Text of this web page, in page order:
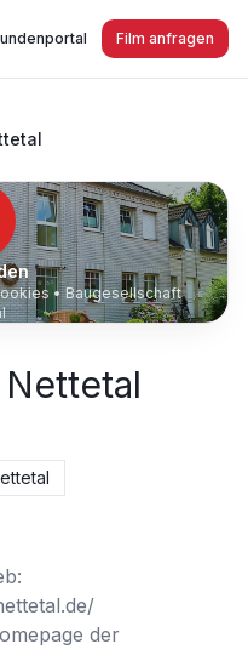
Film anfragen
•Baugesellschaft
der